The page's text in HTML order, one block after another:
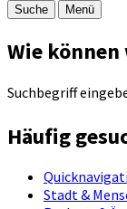
Suche Menü
Wie
Suchbegriff
Häufig
Stadt &